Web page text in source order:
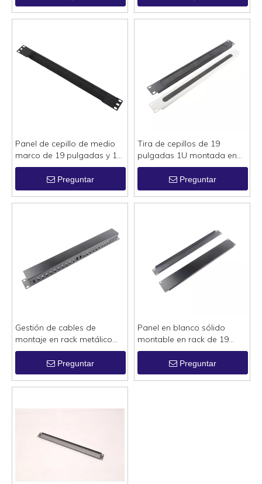
de conexión
Panel de cepillo de medio
marco de 19 pulgadas y 1U
para sistema de cableado
Preguntar
Tira de cepillos de 19
pulgadas 1U montada en
bastidor
Preguntar
Gestión de cables de
montaje en rack metálico
1U con tapa
Preguntar
Panel en blanco sólido
montable en rack de 19
pulgadas
Preguntar